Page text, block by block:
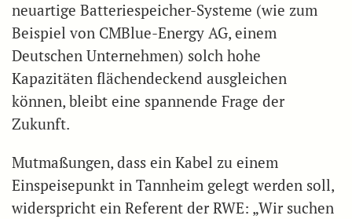
neuartige Batteriespeicher-Systeme (wie zum
Beispiel von CMBlue-Energy AG, einem
Deutschen Unternehmen) solch hohe
Kapazitäten flächendeckend ausgleichen
können, bleibt eine spannende Frage der
Zukunft.
Mutmaßungen, dass ein Kabel zu einem
Einspeisepunkt in Tannheim gelegt werden soll,
widerspricht ein Referent der RWE: „Wir suchen